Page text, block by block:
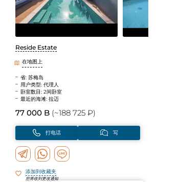
Reside Estate
在地图上
省: 苏梅岛
用户类型: 代理人
卧室数目: 2间卧室
最近的海滩: 拉迈
77 000 B (~188 725 ₽)
打电话 写
添加到收藏夹
您将收到更改通知